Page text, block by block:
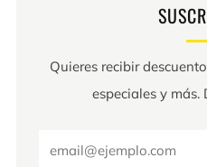
Quieres recibir
especiales y más.